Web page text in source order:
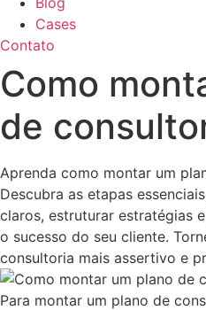
Cases
Contato
Como
de
Aprenda como montar um
Descubra as etapas
claros, estruturar estratégias
o sucesso do seu cliente.
consultoria mais assertivo e
Para montar um plano de